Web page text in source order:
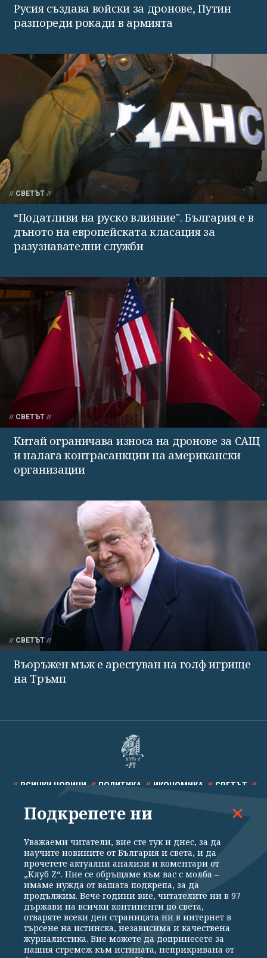
Русия създава войски за дронове, Путин
разпореди рокади в армията
СВЕТЪТ
“Податливи на руско влияние". България е в
дъното на европейската класация за
разузнавателни служби
СВЕТЪТ
Китай ограничава износа на дронове за САЩ
и налага контрасанкции на американски
организации
СВЕТЪТ
Въоръжен мъж е арестуван на голф игрище
на Тръмп
ВСИЧКИ НОВИНИ ПОЛИТИКА ИКОНОМИКА СВЕТЪТ
СПОРТ КУЛТУРА ТЕХНОЛОГИИ КАЛЕЙДОСКОП
Общи условия
Политика за поверителност
Реклама
Партньори Контакти
За Клуб Z
Екип
Подкрепете ни
Подкрепете ни
Уважаеми читатели, вие сте тук и днес, за да
научите новините от България и света, и да
прочетете актуални анализи и коментари от
„Клуб Z“. Ние се обръщаме към вас с молба –
имаме нужда от вашата подкрепа, за да
продължим. Вече години вие, читателите ни в 97
държави на всички континенти по света,
отваряте всеки ден страницата ни в интернет в
търсене на истинска, независима и качествена
журналистика. Вие можете да допринесете за
нашия стремеж към истината, неприкривана от